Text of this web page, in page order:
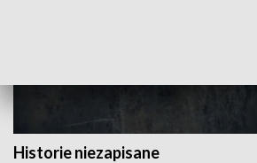
Historie niezapisane